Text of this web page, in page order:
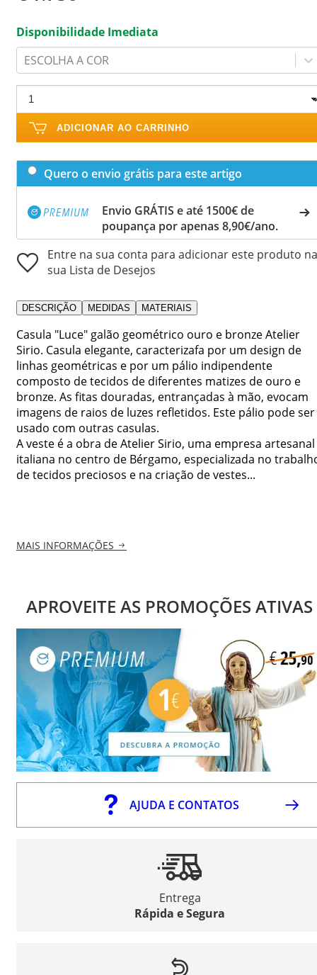
Disponibilidade Imediata
ESCOLHA A COR
ADICIONAR AO CARRINHO
Quero o envio grátis para este artigo
Envio GRÁTIS e até 1500€ de
poupança por apenas 8,90€/ano.
Entre na sua conta para adicionar este produto na
sua Lista de Desejos
DESCRIÇÃO MEDIDAS MATERIAIS
Casula "Luce" galão geométrico ouro e bronze Atelier
Sirio. Casula elegante, caracterizafa por um design de
linhas geométricas e por um pálio indipendente
composto de tecidos de diferentes matizes de ouro e
bronze. As fitas douradas, entrançadas à mão, evocam
imagens de raios de luzes refletidos. Este pálio pode ser
usado com outras casulas.
A veste é a obra de Atelier Sirio, uma empresa artesanal
italiana no centro de Bérgamo, especializada no
de tecidos preciosos e na criação de vestes...
MAIS INFORMAÇÕES
APROVEITE AS PROMOÇÕES ATIVAS
AJUDA E CONTATOS
Entrega
Rápida e Segura